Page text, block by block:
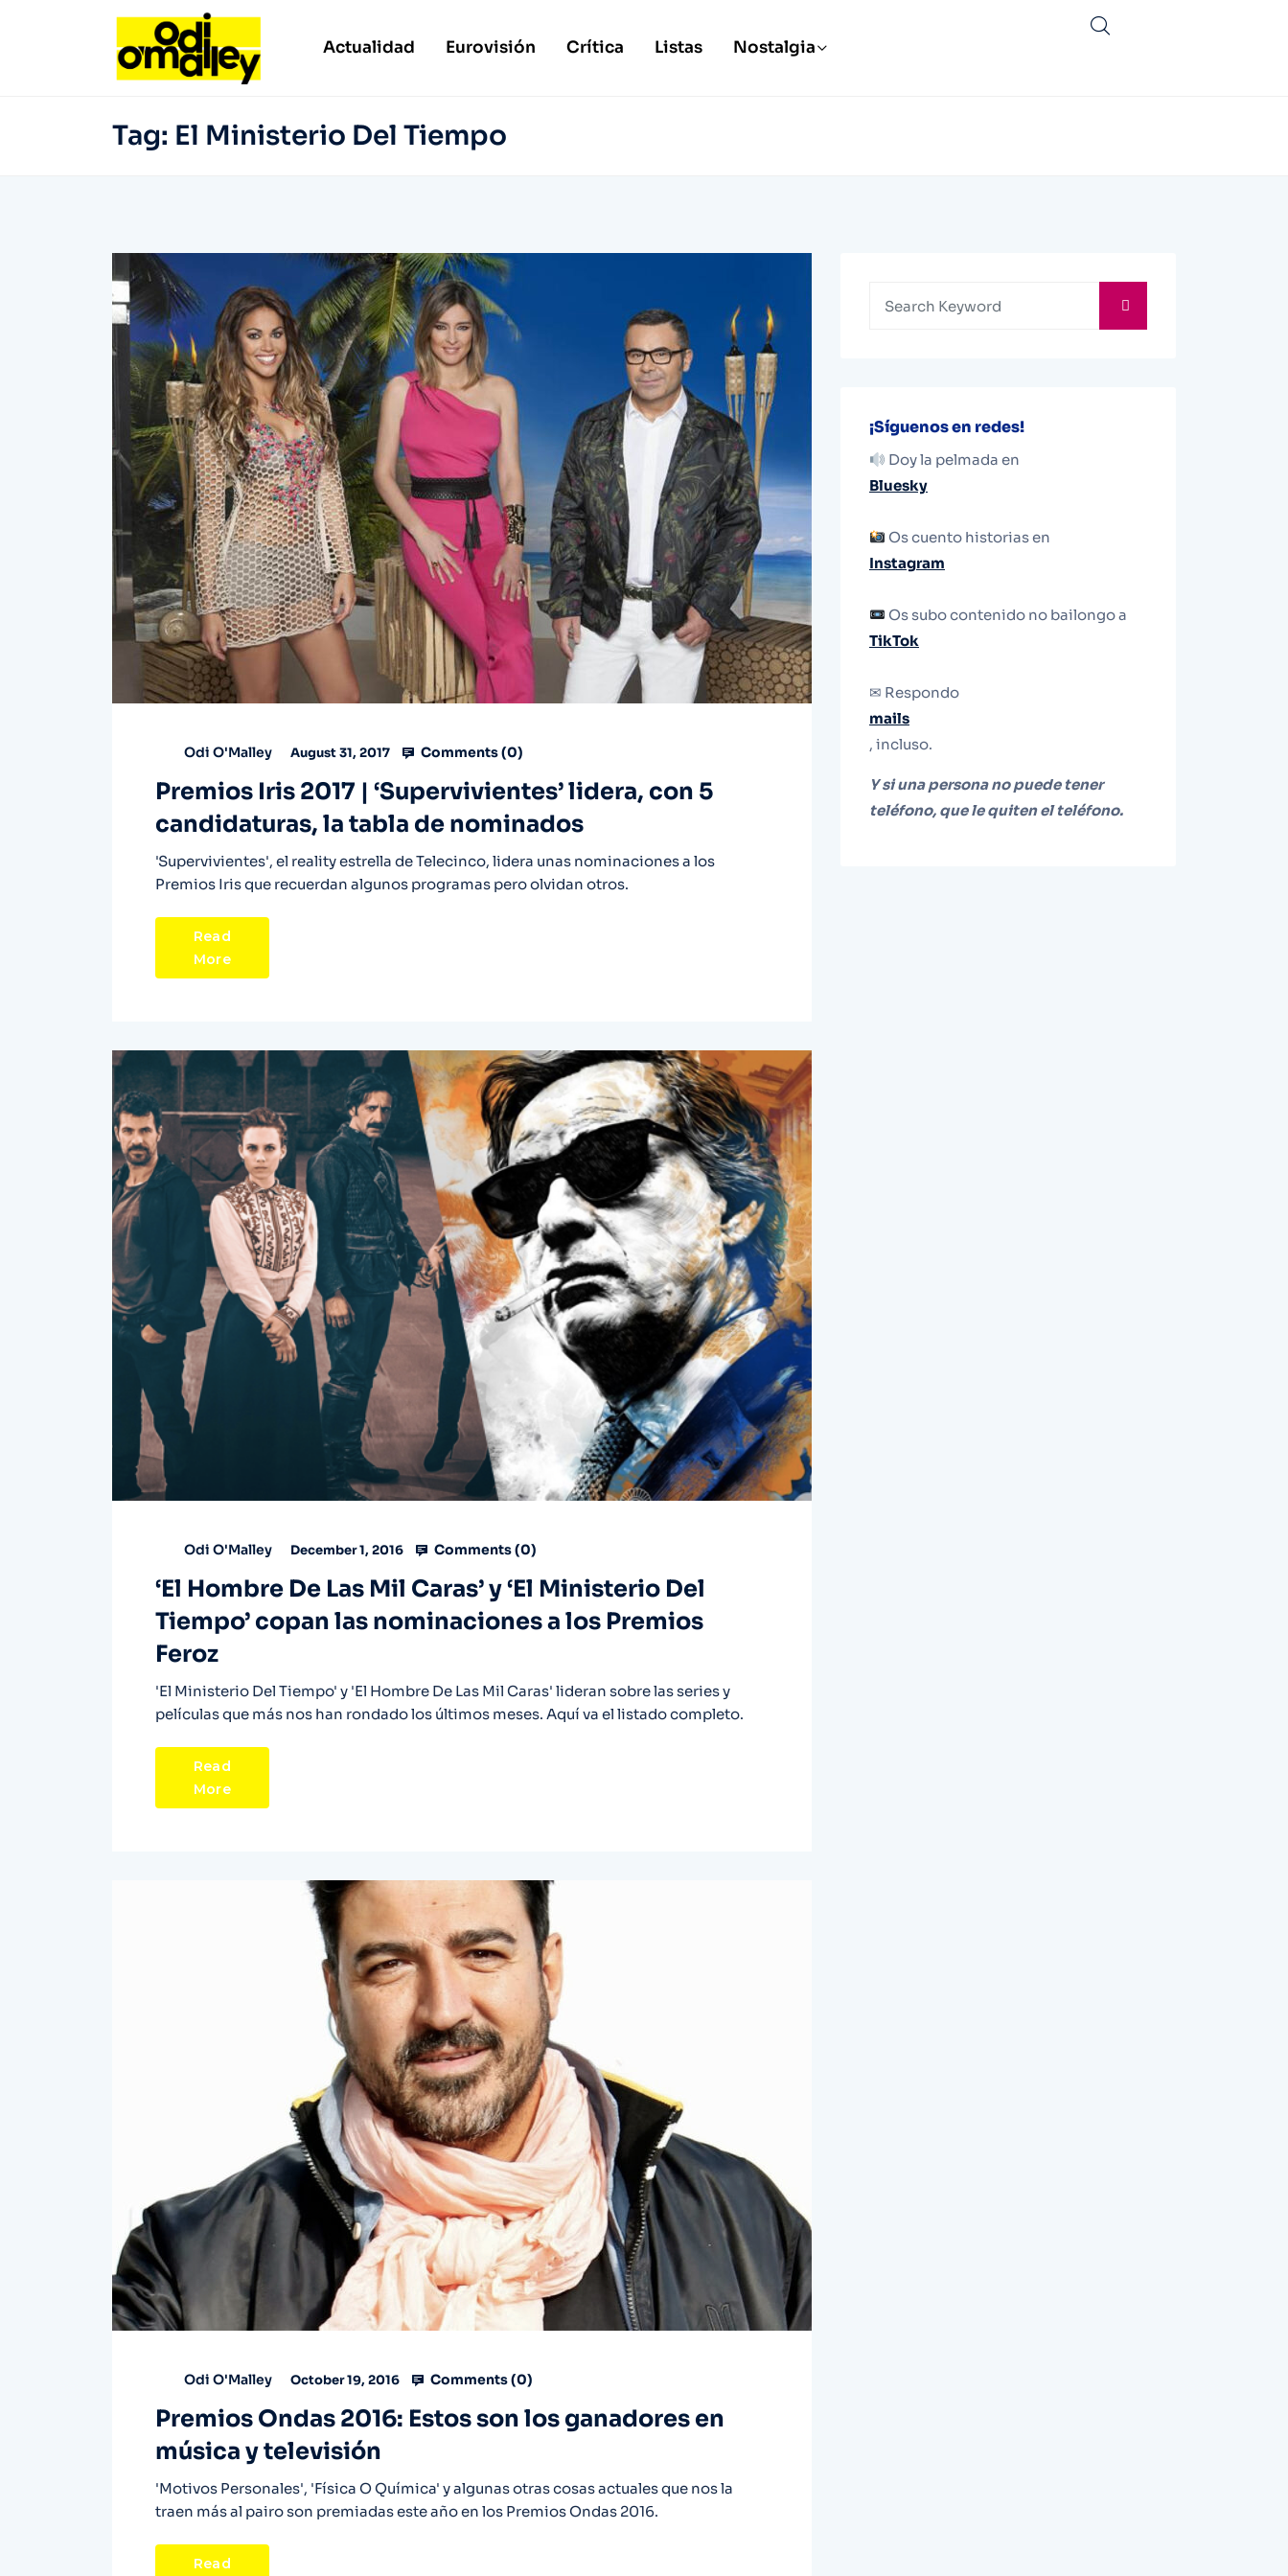
Actualidad Eurovisión Crítica Listas Nostalgia
Tag: El Ministerio Del Tiempo
Odi O'Malley August 31, 2017 Comments (0)
Premios Iris 2017 | ‘Supervivientes’ lidera, con 5
candidaturas, la tabla de nominados
'Supervivientes', el reality estrella de Telecinco, lidera unas nominaciones a los
Premios Iris que recuerdan algunos programas pero olvidan otros.
Read
More
Odi O'Malley December 1, 2016 Comments (0)
‘El Hombre De Las Mil Caras’ y ‘El Ministerio Del
Tiempo’ copan las nominaciones a los Premios
Feroz
'El Ministerio Del Tiempo' y 'El Hombre De Las Mil Caras' lideran sobre las series y
películas que más nos han rondado los últimos meses. Aquí va el listado completo.
Read
More
Odi O'Malley October 19, 2016 Comments (0)
Premios Ondas 2016: Estos son los ganadores en
música y televisión
'Motivos Personales', 'Física O Química' y algunas otras cosas actuales que nos la
traen más al pairo son premiadas este año en los Premios Ondas 2016.
Read
¡Síguenos en redes!
Doy la pelmada en
Bluesky
Os cuento historias en
Instagram
Os subo contenido no bailongo a
TikTok
✉ Respondo
mails
, incluso.
Y si una persona no puede tener
teléfono, que le quiten el teléfono.